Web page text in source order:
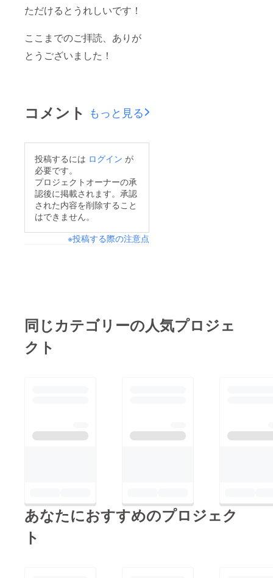
ただけるとうれしいです！
ここまでのご拝読、ありが
とうございました！
コメント もっと見る
投稿するには ログイン が
必要です。
プロジェクトオーナーの承
認後に掲載されます。承認
された内容を削除すること
はできません。
※投稿する際の注意点
同じカテゴリーの人気プロジェ
クト
あなたにおすすめのプロジェク
ト